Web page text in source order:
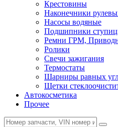
Крестовины
Наконечники
Насосы водяные
Подшипники
Ремни ГРМ,
Ролики
Свечи зажигания
Термостаты
Шарниры равных
Щетки
Автокосметика
Прочее